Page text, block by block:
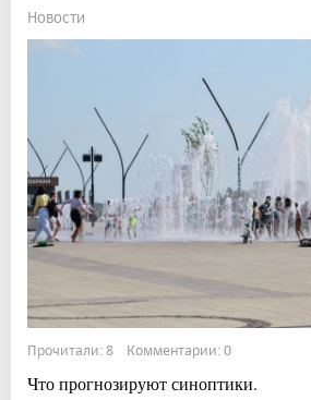
Новости
Прочитали: 8 Комментарии: 0
Что прогнозируют синоптики.